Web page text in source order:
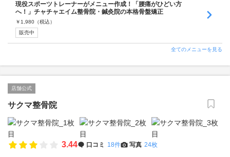
現役スポーツトレーナーがメニュー作成！「腰痛がひどい方
へ！」チャチャエイム整骨院・鍼灸院の本格骨盤矯正
￥ 1,980 （税込）
販売中
全てのメニューを見る
店舗公式
サクマ整骨院
3.44 口コミ 18件 写真 24枚